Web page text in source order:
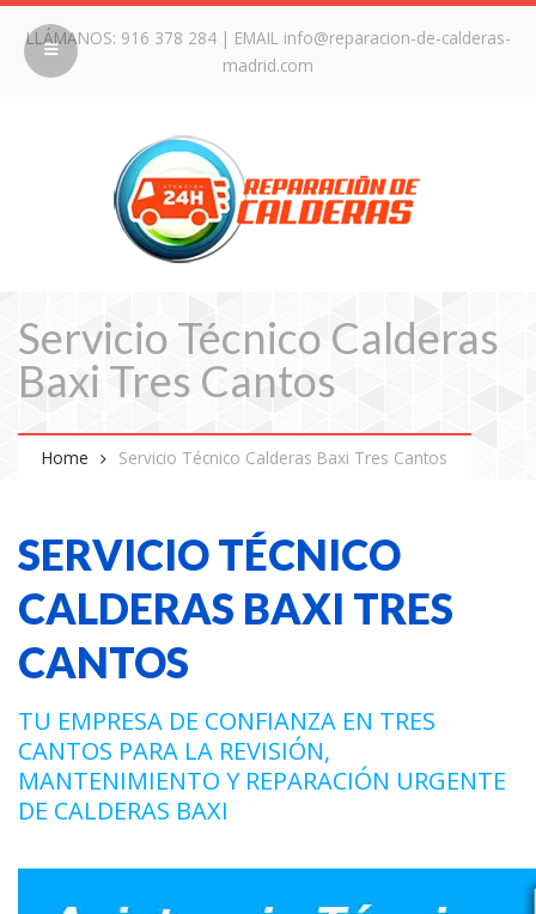
LLÁMANOS: 916 378 284| EMAIL info@reparacion-de-calderas-
madrid.com
Servicio Técnico Calderas
Baxi Tres Cantos
Home Servicio Técnico Calderas Baxi Tres Cantos
SERVICIO TÉCNICO
CALDERAS BAXI TRES
CANTOS
TU EMPRESA DE CONFIANZA EN TRES
CANTOS PARA LA REVISIÓN,
MANTENIMIENTO Y REPARACIÓN URGENTE
DE CALDERAS BAXI